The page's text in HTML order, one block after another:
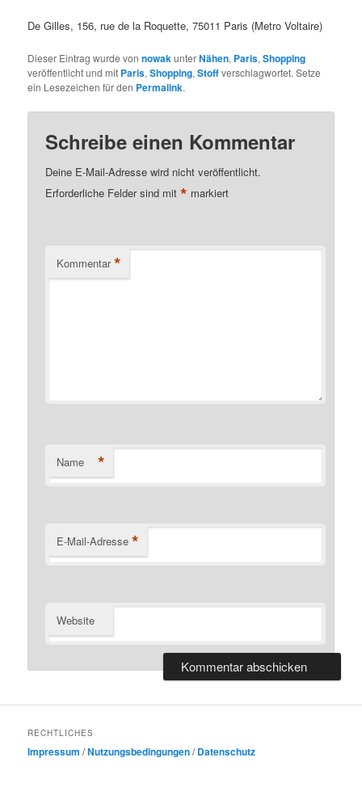
De Gilles, 156, rue de la Roquette, 75011 Paris (Metro Voltaire)
Dieser Eintrag wurde vonnowakunterNähen, Paris,Shopping
veröffentlicht und mit Paris,Shopping,Stoffverschlagwortet. Setze
ein Lesezeichen für den Permalink.
Schreibe einen Kommentar
Deine E-Mail-Adresse wird nicht veröffentlicht.
Erforderliche Felder sind mit* markiert
Kommentar *
Name *
E-Mail-Adresse *
Website
RECHTLICHES
Impressum /Nutzungsbedingungen/Datenschutz